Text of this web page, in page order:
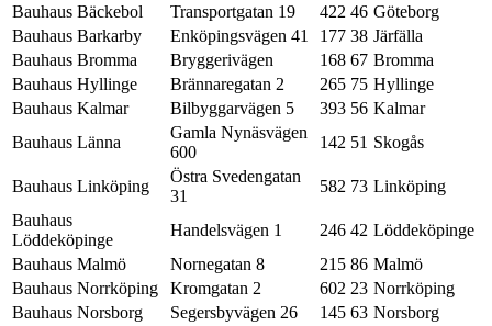
Bauhaus Bäckebol
Transportgatan 19 422 46 Göteborg
Bauhaus Barkarby
Enköpingsvägen 41 177 38 Järfälla
Bauhaus Bromma
Bryggerivägen 168 67 Bromma
Bauhaus Hyllinge
Brännaregatan 2 265 75 Hyllinge
Bauhaus Kalmar
Bilbyggarvägen 5 393 56 Kalmar
Bauhaus Länna
Gamla Nynäsvägen
600
142 51 Skogås
Bauhaus Linköping
Östra Svedengatan
31
582 73 Linköping
Bauhaus
Löddeköpinge
Handelsvägen 1 246 42 Löddeköpinge
Bauhaus Malmö
Nornegatan 8 215 86 Malmö
Bauhaus Norrköping
Kromgatan 2 602 23 Norrköping
Bauhaus Norsborg
Segersbyvägen 26 145 63 Norsborg